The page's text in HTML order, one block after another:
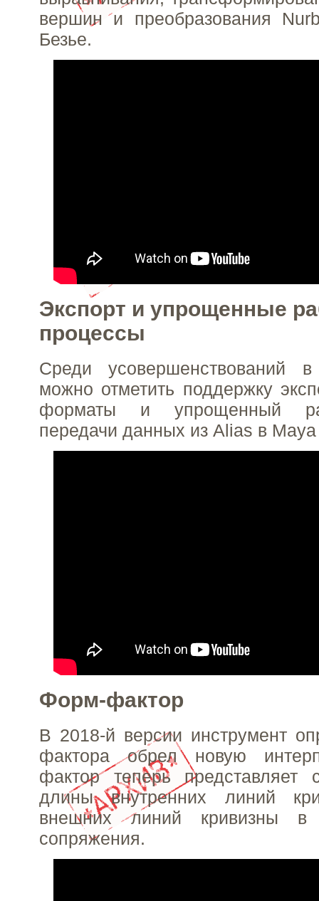
вершин и преобразования
Безье.
Экспорт и упрощенные
процессы
Среди усовершенствований
можно отметить поддержку
форматы и упрощенный
передачи данных из Alias в
Форм-фактор
В 2018-й версии инструмент
фактора обрел новую
фактор теперь представляет
длины внутренних линий
внешних линий кривизны в
сопряжения.